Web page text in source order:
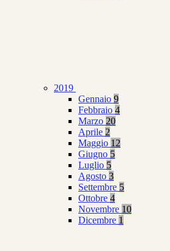
2019
Gennaio 9
Febbraio 4
Marzo 20
Aprile 2
Maggio 12
Giugno 5
Luglio 5
Agosto 3
Settembre 5
Ottobre 4
Novembre 10
Dicembre 1